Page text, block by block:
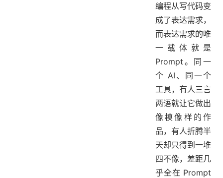
3.4 约束
5. 一次说对不等于一步到位
6. 新手最常踩的四个坑
7. 小结
编程从写代码变
成了表达需求，
而表达需求的唯
一载体就是
Prompt。同一
个 AI、同一个
工具，有人三言
两语就让它做出
像模像样的作
品，有人折腾半
天却只得到一堆
四不像，差距几
乎全在 Prompt